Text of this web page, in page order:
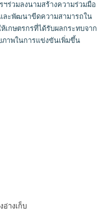
ฯร่วมลงนามสร้างความร่วมมือ
ละพัฒนาขีดความสามารถใน
เกษตรกรที่ได้รับผลกระทบจาก
ภาพในการแข่งขันเพิ่มขึ้น
างเก็บ